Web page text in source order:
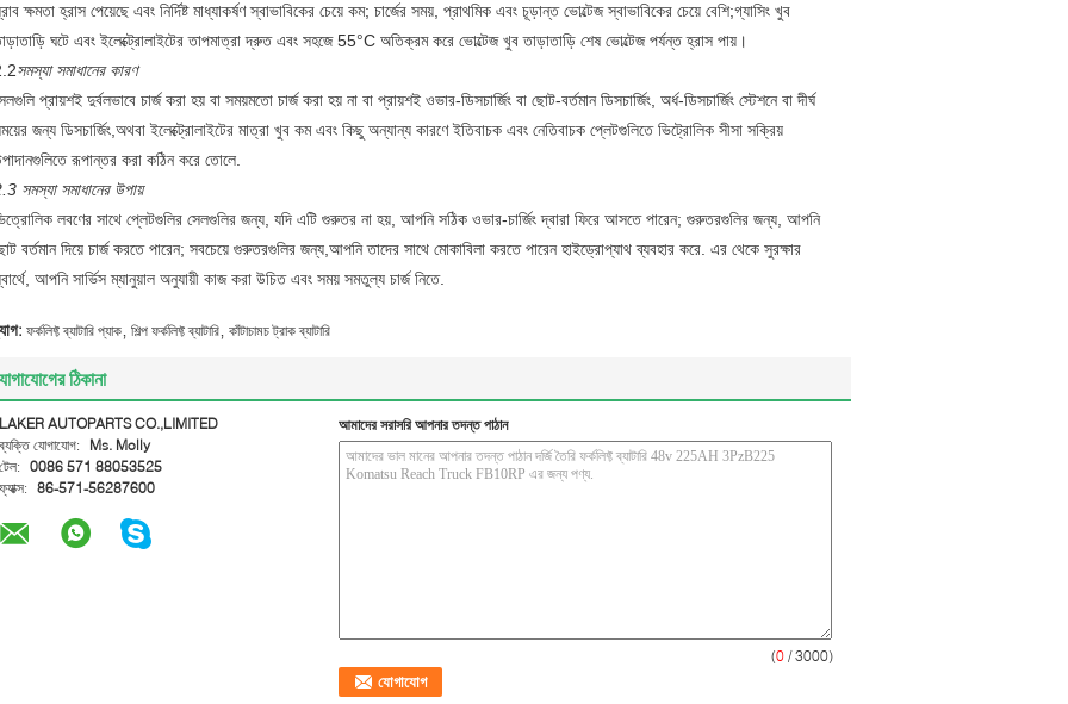
ক্ষমতা হ্রাস পেয়েছে এবং নির্দিষ্ট মাধ্যাকর্ষণ স্বাভাবিকের চেয়ে কম; চার্জের সময়, প্রাথমিক এবং চূড়ান্ত ভোল্টেজ স্বাভাবিকের চেয়ে বেশি;গ্যাসিং খুব
ঘটে এবং ইলেক্ট্রোলাইটের তাপমাত্রা দ্রুত এবং সহজে 55°C অতিক্রম করে ভোল্টেজ খুব তাড়াতাড়ি শেষ ভোল্টেজ পর্যন্ত হ্রাস পায়।
সমস্যা সমাধানের কারণ
প্রায়শই দুর্বলভাবে চার্জ করা হয় বা সময়মতো চার্জ করা হয় না বা প্রায়শই ওভার-ডিসচার্জিং বা ছোট-বর্তমান ডিসচার্জিং, অর্ধ-ডিসচার্জিং স্টেশনে বা দীর্ঘ
জন্য ডিসচার্জিং,অথবা ইলেক্ট্রোলাইটের মাত্রা খুব কম এবং কিছু অন্যান্য কারণে ইতিবাচক এবং নেতিবাচক প্লেটগুলিতে ভিট্রোলিক সীসা সক্রিয়
রূপান্তর করা কঠিন করে তোলে.
সমস্যা সমাধানের উপায়
লবণের সাথে প্লেটগুলির সেলগুলির জন্য, যদি এটি গুরুতর না হয়, আপনি সঠিক ওভার-চার্জিং দ্বারা ফিরে আসতে পারেন; গুরুতরগুলির জন্য, আপনি
বর্তমান দিয়ে চার্জ করতে পারেন; সবচেয়ে গুরুতরগুলির জন্য,আপনি তাদের সাথে মোকাবিলা করতে পারেন হাইড্রোপ্যাথ ব্যবহার করে. এর থেকে সুরক্ষার
আপনি সার্ভিস ম্যানুয়াল অনুযায়ী কাজ করা উচিত এবং সময় সমতুল্য চার্জ নিতে.
ফর্কলিফ্ট ব্যাটারি প্যাক শিল্প ফর্কলিফ্ট ব্যাটারি কাঁটাচামচ ট্রাক ব্যাটারি
ঠিকানা
LAKER AUTOPARTS CO.,LIMITED
ব্যক্তি যোগাযোগ:
Ms. Molly
টেল: 0086 571 88053525
ফ্যাক্স: 86-571-56287600
আমাদের সরাসরি আপনার তদন্ত পাঠান
(0 / 3000)